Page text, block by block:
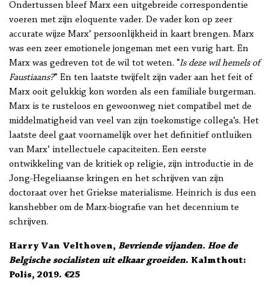
Ondertussen bleef Marx een uitgebreide correspondentie
voeren met zijn eloquente vader. De vader kon op zeer
accurate wijze Marx’ persoonlijkheid in kaart brengen. Marx
was een zeer emotionele jongeman met een vurig hart. En
Marx was gedreven tot de wil tot weten. “Is deze wil hemels of
Faustiaans?” En ten laatste twijfelt zijn vader aan het feit of
Marx ooit gelukkig kon worden als een familiale burgerman.
Marx is te rusteloos en gewoonweg niet compatibel met de
middelmatigheid van veel van zijn toekomstige collega’s. Het
laatste deel gaat voornamelijk over het definitief ontluiken
van Marx’ intellectuele capaciteiten. Een eerste
ontwikkeling van de kritiek op religie, zijn introductie in de
Jong-Hegeliaanse kringen en het schrijven van zijn
doctoraat over het Griekse materialisme. Heinrich is dus een
kanshebber om de Marx-biografie van het decennium te
schrijven.
Harry Van Velthoven, Bevriende vijanden. Hoe de
Belgische socialisten uit elkaar groeiden. Kalmthout:
Polis, 2019. €25